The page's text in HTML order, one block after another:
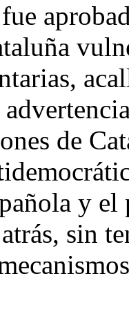
de
y
sin